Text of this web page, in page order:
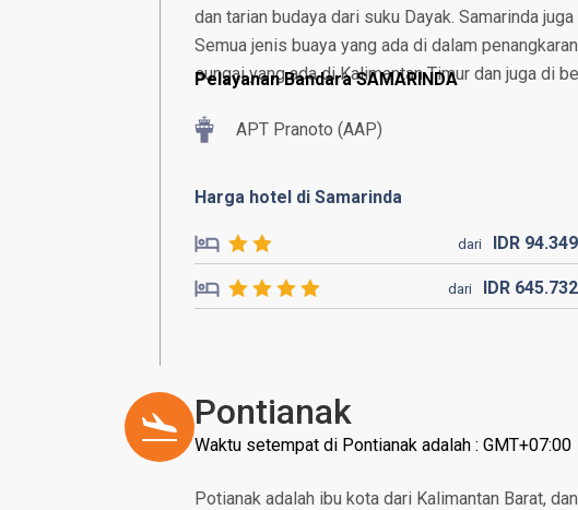
dan tarian budaya dari suku Dayak. Samarinda
Semua jenis buaya yang ada di dalam
sungai yang ada di Kalimantan Timur dan juga di
Pelayanan Bandara SAMARINDA
APT Pranoto (AAP)
Harga hotel di Samarinda
dari IDR 94.349
dari IDR 645.732
Pontianak
Waktu setempat di Pontianak adalah : GMT+07:00
Potianak adalah ibu kota dari Kalimantan Barat,